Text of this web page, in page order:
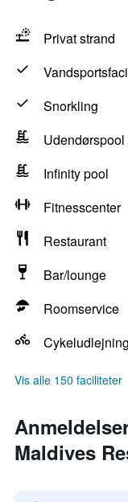
Privat strand
Snorkling
Udendørspool
Infinity pool
Fitnesscenter
Restaurant
Bar/lounge
Roomservice
Cykeludlejning
Vis alle 150 faciliteter
Maldives